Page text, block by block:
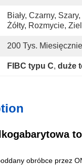
Biały, Czarny,
Żółty, Rozmycie,
200 Tys. Miesięcznie
FIBC typu C, duże
obróbce przez